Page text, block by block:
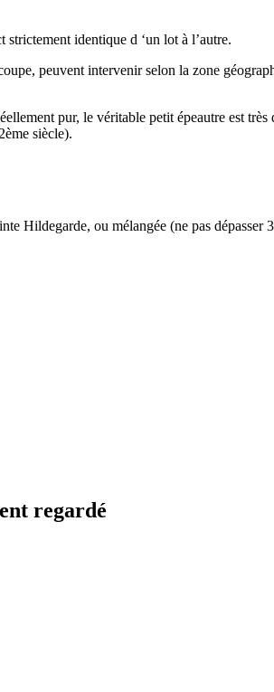
identique d ‘un lot à l’autre.
peuvent intervenir selon la zone
pur, le véritable petit épeautre est
siècle).
Hildegarde, ou mélangée (ne pas
regardé